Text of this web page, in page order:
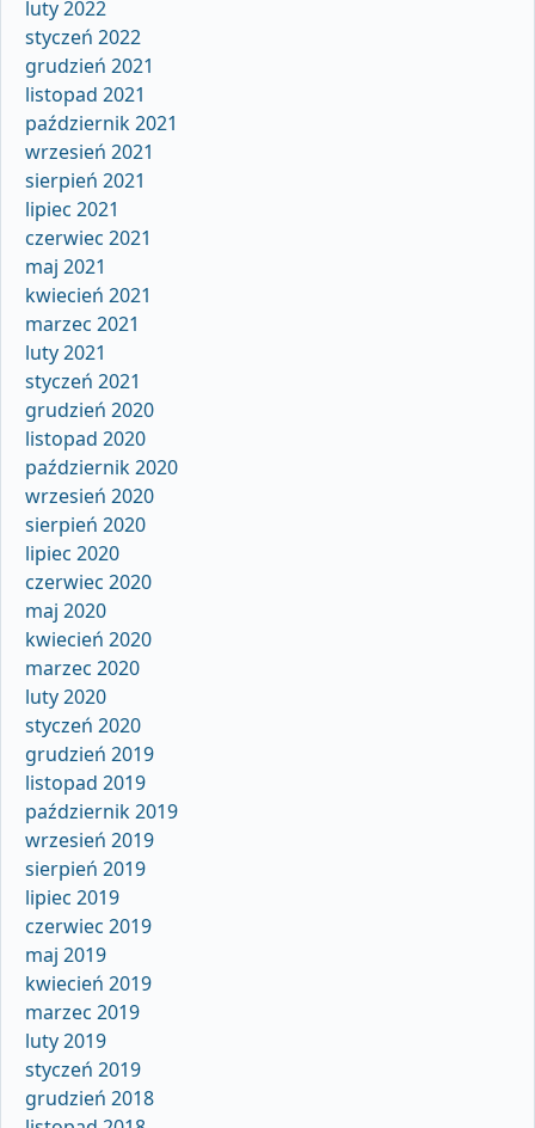
luty 2022
styczeń 2022
grudzień 2021
listopad 2021
październik 2021
wrzesień 2021
sierpień 2021
lipiec 2021
czerwiec 2021
maj 2021
kwiecień 2021
marzec 2021
luty 2021
styczeń 2021
grudzień 2020
listopad 2020
październik 2020
wrzesień 2020
sierpień 2020
lipiec 2020
czerwiec 2020
maj 2020
kwiecień 2020
marzec 2020
luty 2020
styczeń 2020
grudzień 2019
listopad 2019
październik 2019
wrzesień 2019
sierpień 2019
lipiec 2019
czerwiec 2019
maj 2019
kwiecień 2019
marzec 2019
luty 2019
styczeń 2019
grudzień 2018